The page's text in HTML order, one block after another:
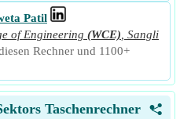
Patil
of Engineering (WCE) Sangli
Rechner und 1100+
<
Taschenrechner